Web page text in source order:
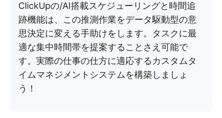
ClickUpの/AI搭載スケジューリングと時間追
跡機能は、この推測作業をデータ駆動型の意
思決定に変える手助けをします。タスクに最
適な集中時間帯を提案することさえ可能で
す。実際の仕事の仕方に適応するカスタムタ
イムマネジメントシステムを構築しましょ
う！